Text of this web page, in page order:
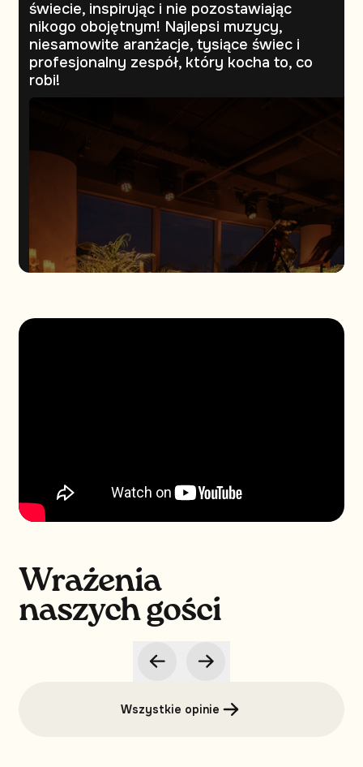
świecie, inspirując i nie pozostawiając
nikogo obojętnym! Najlepsi muzycy,
niesamowite aranżacje, tysiące świec i
profesjonalny zespół, który kocha to, co
robi!
Wrażenia
naszych gości
Wszystkie opinie